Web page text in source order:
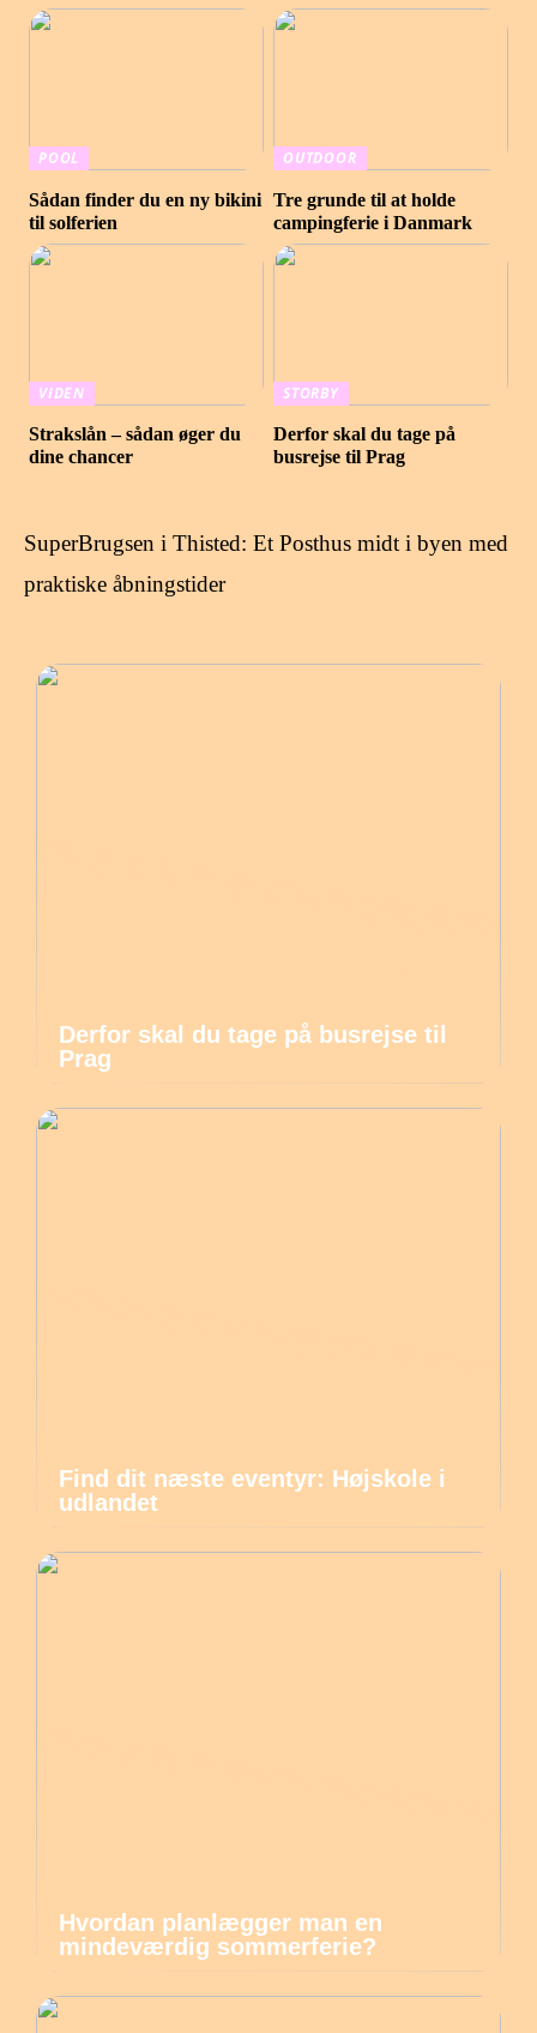
POOL
Sådan finder du en ny bikini
til solferien
OUTDOOR
Tre grunde til at holde
campingferie i Danmark
VIDEN
Strakslån – sådan øger du
dine chancer
STORBY
Derfor skal du tage på
busrejse til Prag
SuperBrugsen i Thisted: Et Posthus midt i byen med
praktiske åbningstider
Derfor skal du tage på busrejse til
Prag
Find dit næste eventyr: Højskole i
udlandet
Hvordan planlægger man en
mindeværdig sommerferie?